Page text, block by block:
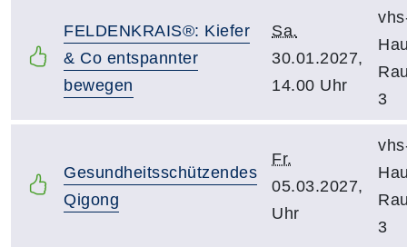
FELDENKRAIS®: Kiefer
& Co entspannter
bewegen
Sa.
30.01.2027,
14.00 Uhr
3
Gesundheitsschützendes
Qigong
Fr.
05.03.2027,
Uhr
3